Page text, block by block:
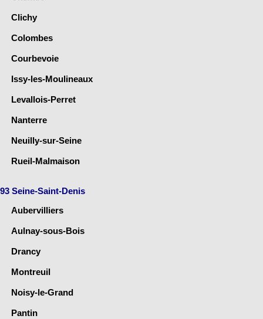
Clichy
Colombes
Courbevoie
Issy-les-Moulineaux
Levallois-Perret
Nanterre
Neuilly-sur-Seine
Rueil-Malmaison
93 Seine-Saint-Denis
Aubervilliers
Aulnay-sous-Bois
Drancy
Montreuil
Noisy-le-Grand
Pantin